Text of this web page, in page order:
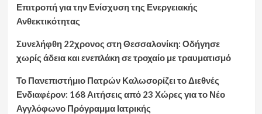
Επιτροπή για την Ενίσχυση της Ενεργειακής
Ανθεκτικότητας
Συνελήφθη 22χρονος στη Θεσσαλονίκη: Οδήγησε
χωρίς άδεια και ενεπλάκη σε τροχαίο με τραυματισμό
Το Πανεπιστήμιο Πατρών Καλωσορίζει το Διεθνές
Ενδιαφέρον: 168 Αιτήσεις από 23 Χώρες για το Νέο
Αγγλόφωνο Πρόγραμμα Ιατρικής